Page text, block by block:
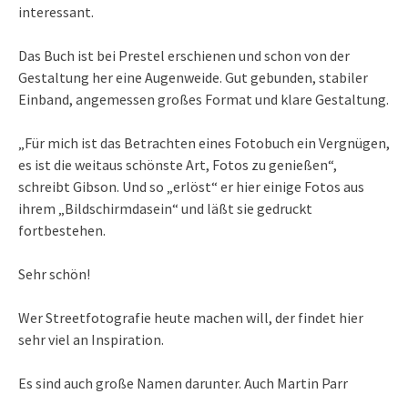
interessant.
Das Buch ist bei Prestel erschienen und schon von der
Gestaltung her eine Augenweide. Gut gebunden, stabiler
Einband, angemessen großes Format und klare Gestaltung.
„Für mich ist das Betrachten eines Fotobuch ein Vergnügen,
es ist die weitaus schönste Art, Fotos zu genießen“,
schreibt Gibson. Und so „erlöst“ er hier einige Fotos aus
ihrem „Bildschirmdasein“ und läßt sie gedruckt
fortbestehen.
Sehr schön!
Wer Streetfotografie heute machen will, der findet hier
sehr viel an Inspiration.
Es sind auch große Namen darunter. Auch Martin Parr